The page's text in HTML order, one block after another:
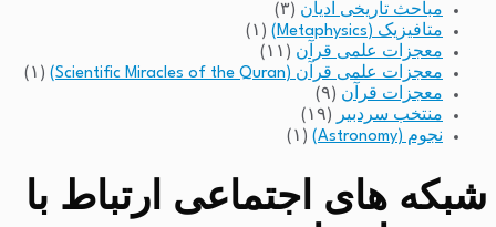
مباحث تاریخی ادیان (۳)
متافیزیک (Metaphysics)
(۱)
معجزات علمی قرآن (۱۱)
معجزات علمی قرآن (Scientific Miracles of the Quran)
(۱)
معجزات قرآن (۹)
منتخب سردبیر
(۱۹)
نجوم (Astronomy)
(۱)
شبکه های اجتماعی ارتباط با